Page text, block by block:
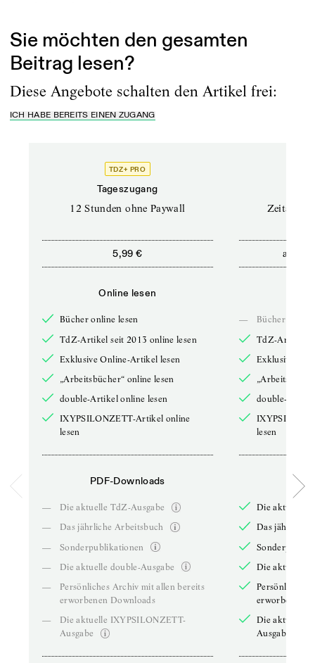
Sie möchten den gesamten
Beitrag lesen?
Diese Angebote schalten den Artikel frei:
ICH HABE BEREITS EINEN ZUGANG
TDZ+ PRO
Tageszugang
12 Stunden ohne Paywall
5,99 €
Online lesen
Bücher online lesen
TdZ-Artikel seit 2013 online lesen
Exklusive Online-Artikel lesen
„Arbeitsbücher“ online lesen
double-Artikel online lesen
IXYPSILONZETT-Artikel online
lesen
PDF-Downloads
—
Die aktuelle TdZ-Ausgabe
—
Das jährliche Arbeitsbuch
—
Sonderpublikationen
—
Die aktuelle double-Ausgabe
—
Persönliches Archiv mit allen bereits
erworbenen Downloads
—
Die aktuelle IXYPSILONZETT-
Ausgabe
ab
—
Bücher online
TdZ-Artikel
Exklusive
double-
lesen
Die aktuelle
Das jährliche
Die aktuelle
Persönliches
erworbenen
Die aktuelle
Ausgabe